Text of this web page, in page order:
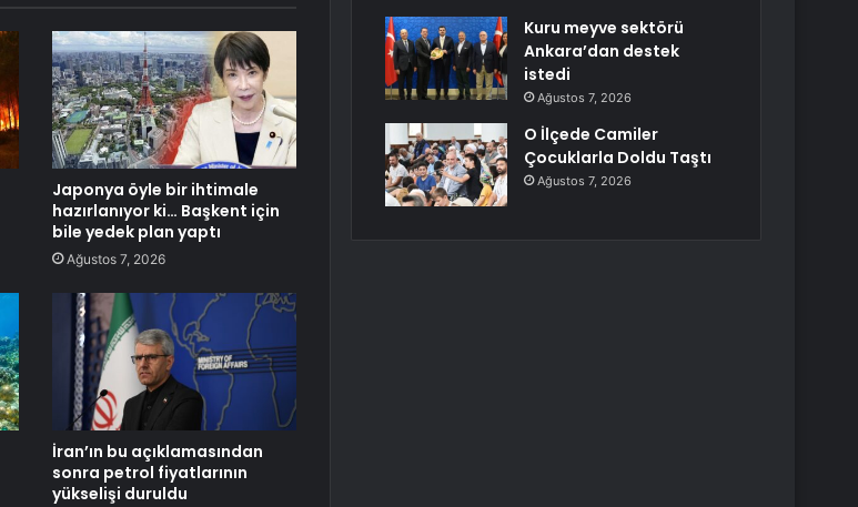
Japonya öyle bir ihtimale
hazırlanıyor ki… Başkent için
bile yedek plan yaptı
Ağustos 7, 2026
İran’ın bu açıklamasından
sonra petrol fiyatlarının
yükselişi duruldu
Kuru meyve sektörü
Ankara’dan destek
istedi
Ağustos 7, 2026
O İlçede Camiler
Çocuklarla Doldu Taştı
Ağustos 7, 2026